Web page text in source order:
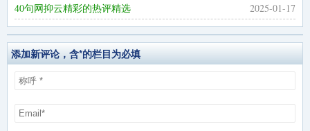
2025-01-17
40句网抑云精彩的热评精选
添加新评论，含*的栏目为必填